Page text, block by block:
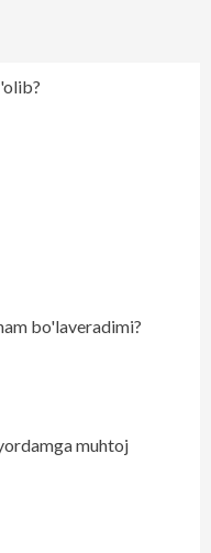
bo'laveradimi?
muhtoj